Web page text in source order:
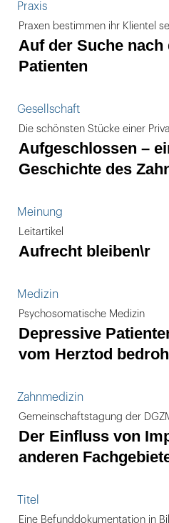
Praxis
Praxen bestimmen ihr Klientel
Auf der Suche nach
Patienten
Gesellschaft
Die schönsten Stücke einer
Aufgeschlossen –
Geschichte des
Meinung
Leitartikel
Aufrecht bleiben\r
Medizin
Psychosomatische Medizin
Depressive
vom Herztod
Zahnmedizin
Gemeinschaftstagung der
Der Einfluss von
anderen
Titel
Eine Befunddokumentation in